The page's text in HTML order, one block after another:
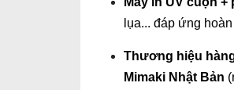
lụa... đáp ứng
Thương hiệu
Mimaki Nhật Bản